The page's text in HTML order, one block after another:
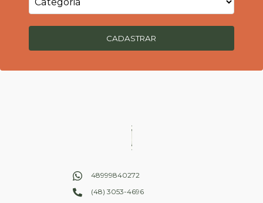
CADASTRAR
48999840272
(48) 3053-4696